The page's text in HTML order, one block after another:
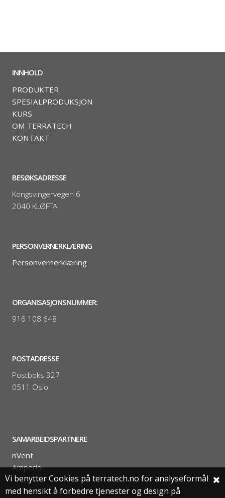
INNHOLD
PRODUKTER
SPESIALPRODUKSJON
KURS
OM TERRATECH
KONTAKT
BESØKSADRESSE
Kongsvingervegen 6
2040 KLØFTA
PERSONVERNERKLÆRING
Personvernerklæring
ORGANISASJONSNUMMER:
916 108 648
POSTADRESSE
Postboks 327
0511 Oslo
SAMARBEIDSPARTNERE
nVent
Amperio
Vi benytter Cookies på terratech.no for analyseformål
med hensikt å forbedre tjenester og design på